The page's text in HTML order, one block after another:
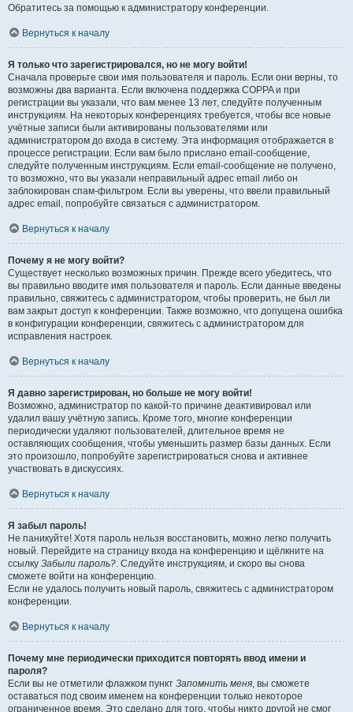
Обратитесь за помощью к администратору конференции.
Вернуться к началу
Я только что зарегистрировался, но не могу войти!
Сначала проверьте свои имя пользователя и пароль. Если они верны, то
возможны два варианта. Если включена поддержка COPPA и при
регистрации вы указали, что вам менее 13 лет, следуйте полученным
инструкциям. На некоторых конференциях требуется, чтобы все новые
учётные записи были активированы пользователями или
администратором до входа в систему. Эта информация отображается в
процессе регистрации. Если вам было прислано email-сообщение,
следуйте полученным инструкциям. Если email-сообщение не получено,
то возможно, что вы указали неправильный адрес email либо он
заблокирован спам-фильтром. Если вы уверены, что ввели правильный
адрес email, попробуйте связаться с администратором.
Вернуться к началу
Почему я не могу войти?
Существует несколько возможных причин. Прежде всего убедитесь, что
вы правильно вводите имя пользователя и пароль. Если данные введены
правильно, свяжитесь с администратором, чтобы проверить, не был ли
вам закрыт доступ к конференции. Также возможно, что допущена ошибка
в конфигурации конференции, свяжитесь с администратором для
исправления настроек.
Вернуться к началу
Я давно зарегистрирован, но больше не могу войти!
Возможно, администратор по какой-то причине деактивировал или
удалил вашу учётную запись. Кроме того, многие конференции
периодически удаляют пользователей, длительное время не
оставляющих сообщения, чтобы уменьшить размер базы данных. Если
это произошло, попробуйте зарегистрироваться снова и активнее
участвовать в дискуссиях.
Вернуться к началу
Я забыл пароль!
Не паникуйте! Хотя пароль нельзя восстановить, можно легко получить
новый. Перейдите на страницу входа на конференцию и щёлкните на
ссылку Забыли пароль?. Следуйте инструкциям, и скоро вы снова
сможете войти на конференцию.
Если не удалось получить новый пароль, свяжитесь с администратором
конференции.
Вернуться к началу
Почему мне периодически приходится повторять ввод имени и
пароля?
Если вы не отметили флажком пункт Запомнить меня, вы сможете
оставаться под своим именем на конференции только некоторое
ограниченное время. Это сделано для того, чтобы никто другой не смог